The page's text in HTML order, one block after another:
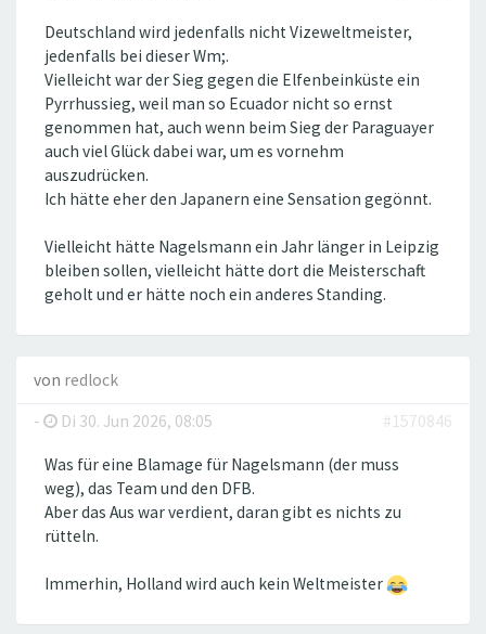
Deutschland wird jedenfalls nicht Vizeweltmeister,
jedenfalls bei dieser Wm;.
Vielleicht war der Sieg gegen die Elfenbeinküste ein
Pyrrhussieg, weil man so Ecuador nicht so ernst
genommen hat, auch wenn beim Sieg der Paraguayer
auch viel Glück dabei war, um es vornehm
auszudrücken.
Ich hätte eher den Japanern eine Sensation gegönnt.
Vielleicht hätte Nagelsmann ein Jahr länger in Leipzig
bleiben sollen, vielleicht hätte dort die Meisterschaft
geholt und er hätte noch ein anderes Standing.
von redlock
-
Di 30. Jun 2026, 08:05 #1570846
Was für eine Blamage für Nagelsmann (der muss
weg), das Team und den DFB.
Aber das Aus war verdient, daran gibt es nichts zu
rütteln.
Immerhin, Holland wird auch kein Weltmeister